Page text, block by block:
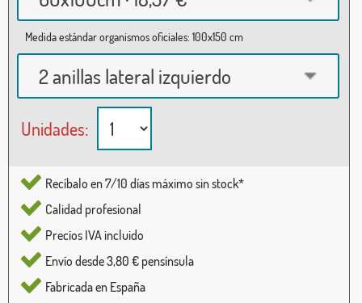
Medida estándar organismos oficiales: 100x150 cm
2 anillas lateral izquierdo
Unidades:
Recíbalo en 7/10 días máximo sin stock*
Calidad profesional
Precios IVA incluido
Envío desde 3,80 € pensínsula
Fabricada en España